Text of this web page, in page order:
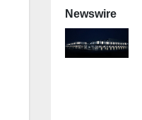
Newswire